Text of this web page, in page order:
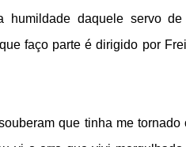
humildade daquele servo
faço parte é dirigido por
que tinha me